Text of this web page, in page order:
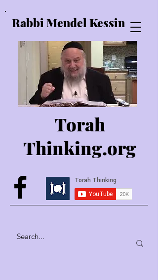
Rabbi Mendel Kessin
Torah
Thinking.org